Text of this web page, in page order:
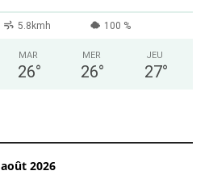
5.8kmh 100 %
MAR
26°
MER
26°
JEU
27°
août 2026